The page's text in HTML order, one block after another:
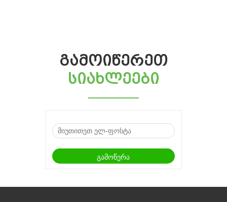
ᲒᲐᲛᲝᲘᲬᲔᲠᲔᲗ
ᲡᲘᲐᲮᲚᲔᲔᲑᲘ